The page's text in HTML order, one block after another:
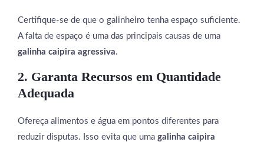
Certifique-se de que o galinheiro tenha espaço suficiente.
A falta de espaço é uma das principais causas de uma
galinha caipira agressiva.
2. Garanta Recursos em Quantidade
Adequada
Ofereça alimentos e água em pontos diferentes para
reduzir disputas. Isso evita que uma galinha caipira